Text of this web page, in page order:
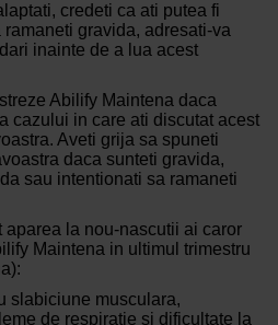
credeti ca ati putea fi
gravida, adresati-va
inainte de a lua acest
Abilify Maintena daca
cazului in care ati discutat acest
Aveti grija sa spuneti
daca sunteti gravida,
sau intentionati sa ramaneti
aparea la nou-nascutii ai caror
Maintena in ultimul trimestru
slabiciune musculara,
de respiratie si dificultate la